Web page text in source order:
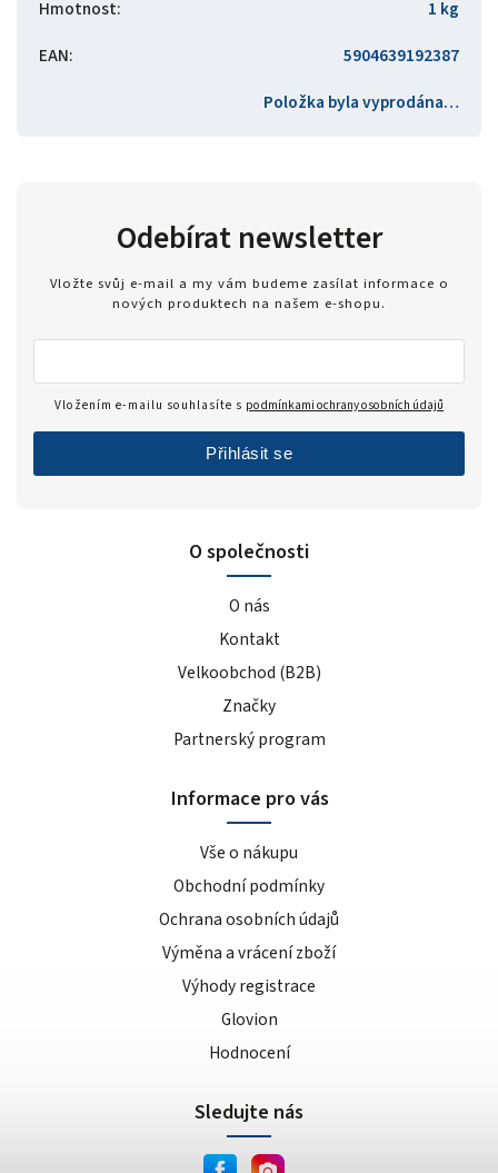
Hmotnost:
1 kg
EAN:
5904639192387
Položka byla vyprodána…
O společnosti
O nás
Kontakt
Velkoobchod (B2B)
Značky
Partnerský program
Informace pro vás
Vše o nákupu
Obchodní podmínky
Ochrana osobních údajů
Výměna a vrácení zboží
Výhody registrace
Glovion
Hodnocení
Odebírat newsletter
Vložte svůj e-mail a my vám budeme zasílat informace o
nových produktech na našem e-shopu.
Vložením e-mailu souhlasíte s podmínkami ochrany osobních údajů
Přihlásit se
Sledujte nás